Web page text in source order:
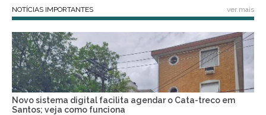
NOTÍCIAS IMPORTANTES ver mais
Novo sistema digital facilita agendar o Cata-treco em
Santos; veja como funciona